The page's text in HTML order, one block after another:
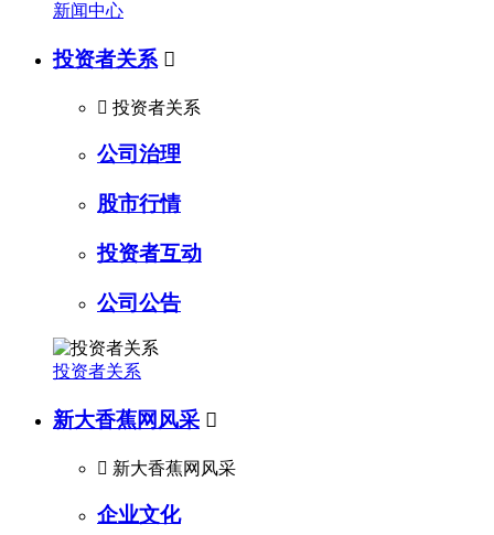
新闻中心
投资者关系 
 投资者关系
公司治理
股市行情
投资者互动
公司公告
投资者关系
新大香蕉网风采 
 新大香蕉网风采
企业文化